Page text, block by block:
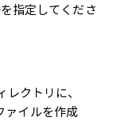
指定してくださ
クトリに、
イルを作成